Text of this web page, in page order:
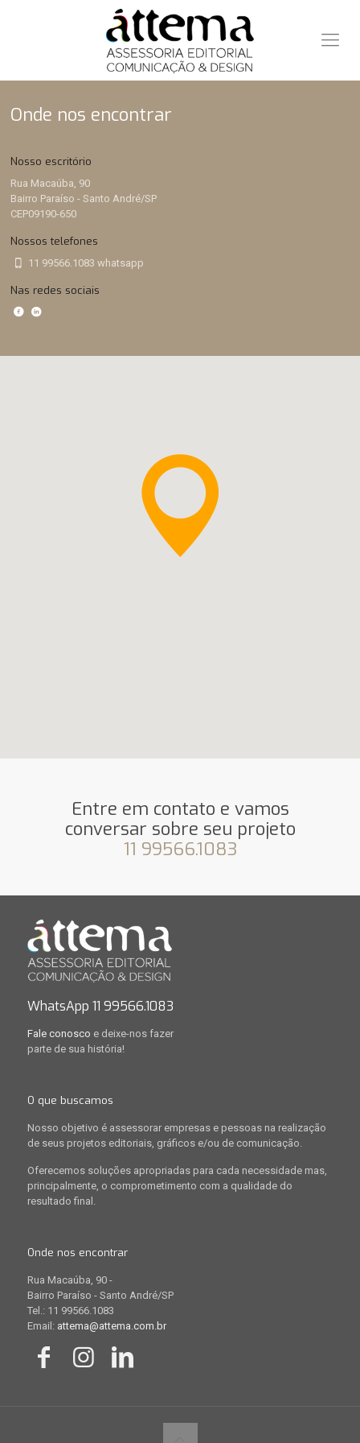
Onde nos encontrar
Nosso escritório
Rua Macaúba, 90
Bairro Paraíso - Santo André/SP
CEP09190-650
Nossos telefones
11 99566.1083 whatsapp
Nas redes sociais
Entre em contato e vamos
conversar sobre seu projeto
11 99566.1083
WhatsApp 11 99566.1083
Fale conosco e deixe-nos fazer
parte de sua história!
O que buscamos
Nosso objetivo é assessorar empresas e pessoas na realização
de seus projetos editoriais, gráficos e/ou de comunicação.
Oferecemos soluções apropriadas para cada necessidade mas,
principalmente, o comprometimento com a qualidade do
resultado final.
Onde nos encontrar
Rua Macaúba, 90 -
Bairro Paraíso - Santo André/SP
Tel.: 11 99566.1083
Email: attema@attema.com.br